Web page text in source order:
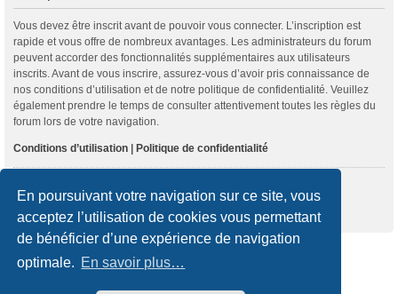
En poursuivant votre navigation sur ce site, vous
acceptez l’utilisation de cookies vous permettant
de bénéficier d’une expérience de navigation
optimale. En savoir plus…
Vous devez être inscrit avant de pouvoir vous connecter. L’inscription est
rapide et vous offre de nombreux avantages. Les administrateurs du forum
peuvent accorder des fonctionnalités supplémentaires aux utilisateurs
inscrits. Avant de vous inscrire, assurez-vous d’avoir pris connaissance de
nos conditions d’utilisation et de notre politique de confidentialité. Veuillez
également prendre le temps de consulter attentivement toutes les règles du
forum lors de votre navigation.
Conditions d’utilisation | Politique de confidentialité
Inscription
Accueil du forum
phpBB® Forum Software © phpBB Limited